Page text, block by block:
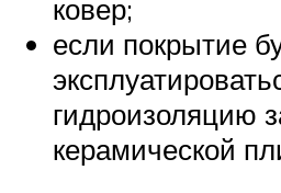
ковер;
если покрытие
гидроизоляцию
керамической